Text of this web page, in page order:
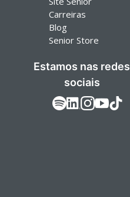
Carreiras
Blog
Senior Store
Estamos nas redes
sociais